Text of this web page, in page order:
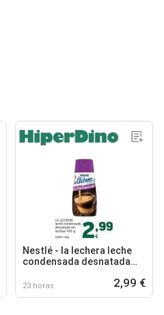
Nestlé - la lechera leche
condensada desnatada
23 horas 2,99 €